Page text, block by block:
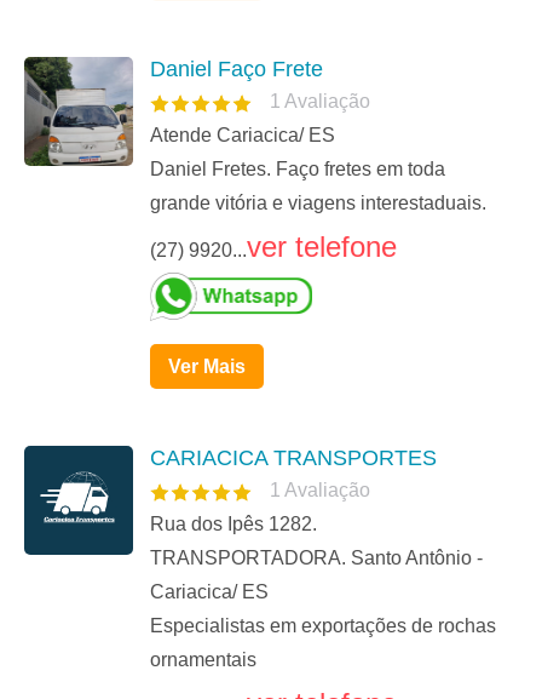
Daniel Faço Frete
1 Avaliação
Atende Cariacica/ ES
Daniel Fretes. Faço fretes em toda
grande vitória e viagens interestaduais.
(27) 9920...ver telefone
Ver Mais
CARIACICA TRANSPORTES
1 Avaliação
Rua dos Ipês 1282.
TRANSPORTADORA. Santo Antônio -
Cariacica/ ES
Especialistas em exportações de rochas
ornamentais